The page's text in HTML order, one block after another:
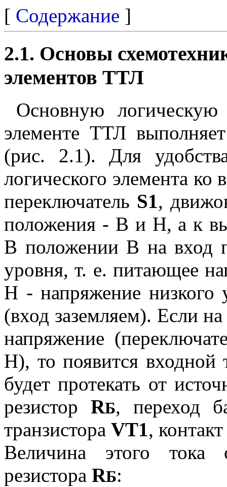
[ Содержание ]
2.1. Основы
элементов ТТЛ
Основную
элементе ТТЛ
(рис. 2.1). Для
логического элемента
переключатель S1,
положения - В и Н, а к
В положении В на вход
уровня, т. е. питающее
Н - напряжение низкого
(вход заземляем). Если
напряжение
Н), то появится входной
будет протекать от
резистор RБ, переход
транзистораVT1,
Величина этого тока
резистора RБ: